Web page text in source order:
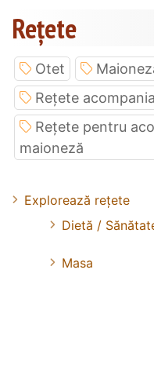
Rețete
Otet
Rețete
Rețete pentru
maioneză
Explorează rețete
Dietă /
Masa